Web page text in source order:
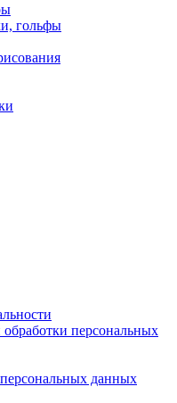
гольфы
персональных
данных